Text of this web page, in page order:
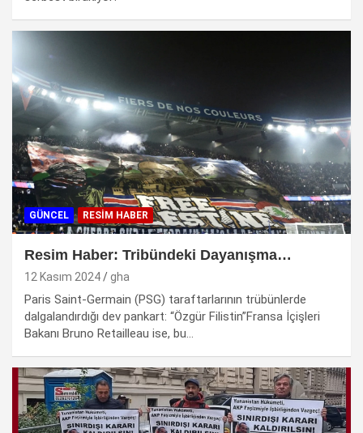
GÜNCEL RESİM HABER
Resim Haber: Tribündeki Dayanışma…
12 Kasım 2024 gha
Paris Saint-Germain (PSG) taraftarlarının trübünlerde
dalgalandırdığı dev pankart: “Özgür Filistin”Fransa İçişleri
Bakanı Bruno Retailleau ise, bu…